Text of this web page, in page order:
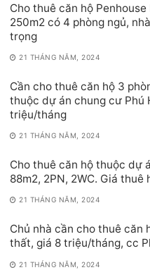
Cho thuê căn hộ
250m2 có 4 phòng ngủ,
trọng
21 THÁNG NĂM, 2024
Cần cho thuê căn hộ 3
thuộc dự án chung cư Phú
triệu/tháng
21 THÁNG NĂM, 2024
Cho thuê căn hộ thuộc dự
88m2, 2PN, 2WC. Giá
21 THÁNG NĂM, 2024
Chủ nhà cần cho thuê căn
thất, giá 8 triệu/tháng, cc
21 THÁNG NĂM, 2024